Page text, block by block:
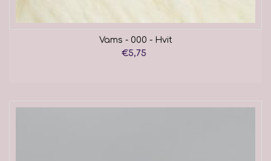
Vams - 000 - Hvit
€5,75